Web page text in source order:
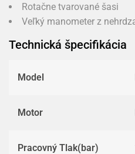
Rotačne tvarované šasi
Veľký manometer z
Technická špecifikácia
Model
Motor
Pracovný Tlak(bar)